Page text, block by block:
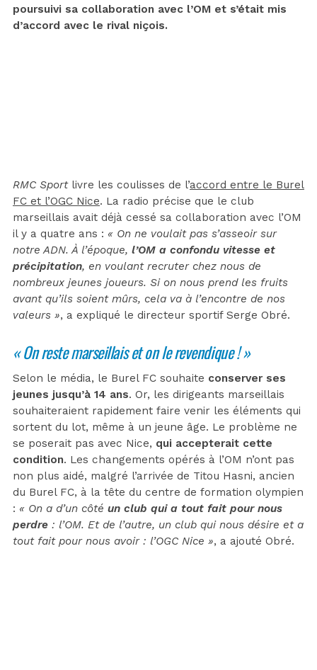
poursuivi sa collaboration avec l’OM et s’était mis
d’accord avec le rival niçois.
RMC Sportlivre les coulisses de l’accord entre le Burel
FC et l’OGC Nice. La radio précise que le club
marseillais avait déjà cessé sa collaboration avec l’OM
il y a quatre ans : « On ne voulait pas s’asseoir sur
notre ADN. À l’époque, l’OM a confondu vitesse et
précipitation, en voulant recruter chez nous de
nombreux jeunes joueurs. Si on nous prend les fruits
avant qu’ils soient mûrs, cela va à l’encontre de nos
valeurs », a expliqué le directeur sportif Serge Obré.
« On reste marseillais et on le revendique ! »
Selon le média, le Burel FC souhaite conserver ses
jeunes jusqu’à 14 ans. Or, les dirigeants marseillais
souhaiteraient rapidement faire venir les éléments qui
sortent du lot, même à un jeune âge. Le problème ne
se poserait pas avec Nice, qui accepterait cette
condition. Les changements opérés à l’OM n’ont pas
non plus aidé, malgré l’arrivée de Titou Hasni, ancien
du Burel FC, à la tête du centre de formation olympien
: « On a d’un côté un club qui a tout fait pour nous
perdre : l’OM. Et de l’autre, un club qui nous désire et a
tout fait pour nous avoir : l’OGC Nice », a ajouté Obré.